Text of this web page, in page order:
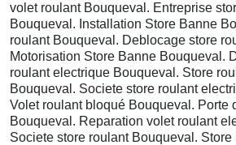
volet roulant Bouqueval. Entreprise
Bouqueval. Installation Store Banne
roulant Bouqueval. Deblocage store
Motorisation Store Banne Bouqueval.
roulant electrique Bouqueval. Store
Bouqueval. Societe store roulant
Volet roulant bloqué Bouqueval. Porte
Bouqueval. Reparation volet roulant
Societe store roulant Bouqueval.